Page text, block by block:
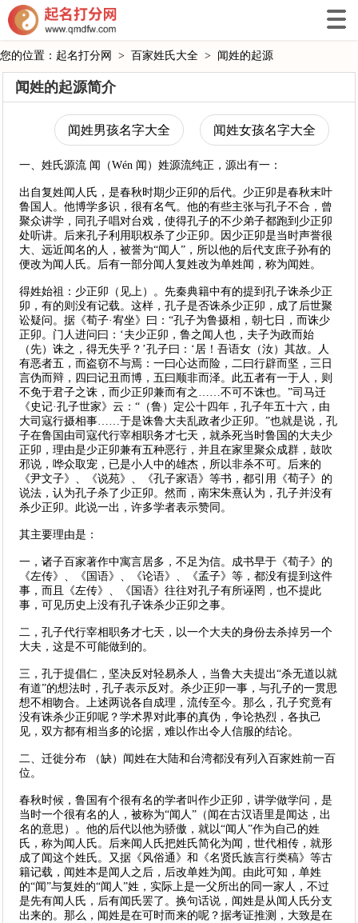
您的位置： 起名打分网 > 百家姓氏大全 > 闻姓的起源
闻姓的起源简介
闻姓男孩名字大全 闻姓女孩名字大全
一、姓氏源流 闻（Wén 闻）姓源流纯正，源出有一：
出自复姓闻人氏，是春秋时期少正卯的后代。少正卯是春秋末叶
鲁国人。他博学多识，很有名气。他的有些主张与孔子不合，曾
聚众讲学，同孔子唱对台戏，使得孔子的不少弟子都跑到少正卯
处听讲。后来孔子利用职权杀了少正卯。因少正卯是当时声誉很
大、远近闻名的人，被誉为“闻人”，所以他的后代支庶子孙有的
便改为闻人氏。后有一部分闻人复姓改为单姓闻，称为闻姓。
得姓始祖：少正卯（见上）。先秦典籍中有的提到孔子诛杀少正
卯，有的则没有记载。这样，孔子是否诛杀少正卯，成了后世聚
讼疑问。据《荀子·宥坐》曰：“孔子为鲁摄相，朝七日，而诛少
正卯。门人进问曰：‘夫少正卯，鲁之闻人也，夫子为政而始
（先）诛之，得无失乎？’孔子曰：‘居！吾语女（汝）其故。人
有恶者五，而盗窃不与焉：一曰心达而险，二曰行辟而坚，三日
言伪而辩，四曰记丑而博，五曰顺非而泽。此五者有一于人，则
不免于君子之诛，而少正卯兼而有之……不可不诛也。”司马迁
《史记·孔子世家》云：“（鲁）定公十四年，孔子年五十六，由
大司寇行摄相事……于是诛鲁大夫乱政者少正卯。”也就是说，孔
子在鲁国由司寇代行宰相职务才七天，就杀死当时鲁国的大夫少
正卯，理由是少正卯兼有五种恶行，并且在家里聚众成群，鼓吹
邪说，哗众取宠，已是小人中的雄杰，所以非杀不可。后来的
《尹文子》、《说苑》、《孔子家语》等书，都引用《荀子》的
说法，认为孔子杀了少正卯。然而，南宋朱熹认为，孔子并没有
杀少正卯。此说一出，许多学者表示赞同。
其主要理由是：
一，诸子百家著作中寓言居多，不足为信。成书早于《荀子》的
《左传》、《国语》、《论语》、《孟子》等，都没有提到这件
事，而且《左传》、《国语》往往对孔子有所诬罔，也不提此
事，可见历史上没有孔子诛杀少正卯之事。
二，孔子代行宰相职务才七天，以一个大夫的身份去杀掉另一个
大夫，这是不可能做到的。
三，孔于提倡仁，坚决反对轻易杀人，当鲁大夫提出“杀无道以就
有道”的想法时，孔子表示反对。杀少正卯一事，与孔子的一贯思
想不相吻合。上述两说各自成理，流传至今。那么，孔子究竟有
没有诛杀少正卯呢？学术界对此事的真伪，争论热烈，各执己
见，双方都有相当多的论据，难以作出令人信服的结论。
二、迁徙分布 （缺）闻姓在大陆和台湾都没有列入百家姓前一百
位。
春秋时候，鲁国有个很有名的学者叫作少正卯，讲学做学问，是
当时一个很有名的人，被称为“闻人”（闻在古汉语里是闻达，出
名的意思）。他的后代以他为骄傲，就以“闻人”作为自己的姓
氏，称为闻人氏。后来闻人氏把姓氏简化为闻，世代相传，就形
成了闻这个姓氏。又据《风俗通》和《名贤氏族言行类稿》等古
籍记载，闻姓本是闻人之后，后改单姓为闻。由此可知，单姓
的“闻”与复姓的“闻人”姓，实际上是一父所出的同一家人，不过
是先有闻人氏，后有闻氏罢了。换句话说，闻姓是从闻人氏分支
出来的。那么，闻姓是在可时而来的呢？据考证推测，大致是在